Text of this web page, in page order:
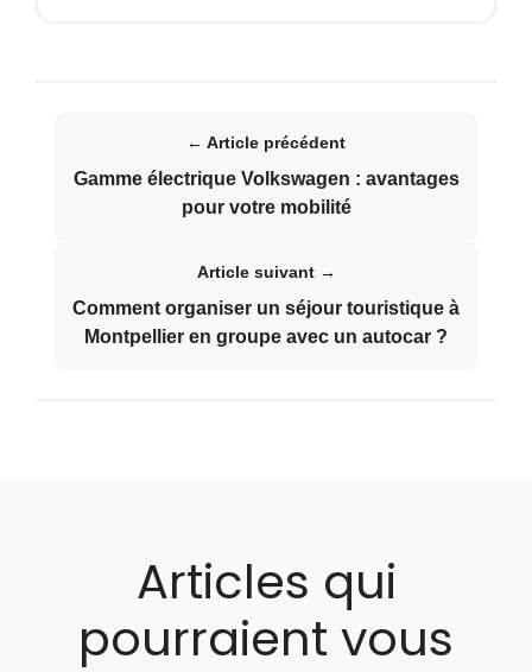
← Article précédent
Gamme électrique Volkswagen : avantages
pour votre mobilité
Article suivant →
Comment organiser un séjour touristique à
Montpellier en groupe avec un autocar ?
Articles qui
pourraient vous